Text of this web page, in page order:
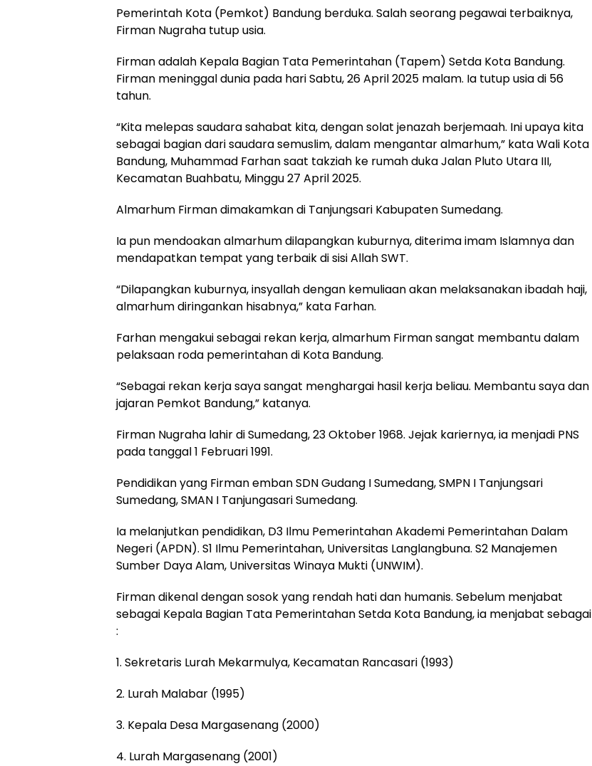
Pemerintah Kota (Pemkot) Bandung berduka. Salah seorang pegawai terbaiknya,
Firman Nugraha tutup usia.
Firman adalah Kepala Bagian Tata Pemerintahan (Tapem) Setda Kota Bandung.
Firman meninggal dunia pada hari Sabtu, 26 April 2025 malam. Ia tutup usia di 56
tahun.
“Kita melepas saudara sahabat kita, dengan solat jenazah berjemaah. Ini upaya kita
sebagai bagian dari saudara semuslim, dalam mengantar almarhum,” kata Wali Kota
Bandung, Muhammad Farhan saat takziah ke rumah duka Jalan Pluto Utara III,
Kecamatan Buahbatu, Minggu 27 April 2025.
Almarhum Firman dimakamkan di Tanjungsari Kabupaten Sumedang.
Ia pun mendoakan almarhum dilapangkan kuburnya, diterima imam Islamnya dan
mendapatkan tempat yang terbaik di sisi Allah SWT.
“Dilapangkan kuburnya, insyallah dengan kemuliaan akan melaksanakan ibadah haji,
almarhum diringankan hisabnya,” kata Farhan.
Farhan mengakui sebagai rekan kerja, almarhum Firman sangat membantu dalam
pelaksaan roda pemerintahan di Kota Bandung.
“Sebagai rekan kerja saya sangat menghargai hasil kerja beliau. Membantu saya dan
jajaran Pemkot Bandung,” katanya.
Firman Nugraha lahir di Sumedang, 23 Oktober 1968. Jejak kariernya, ia menjadi PNS
pada tanggal 1 Februari 1991.
Pendidikan yang Firman emban SDN Gudang I Sumedang, SMPN I Tanjungsari
Sumedang, SMAN I Tanjungasari Sumedang.
Ia melanjutkan pendidikan, D3 Ilmu Pemerintahan Akademi Pemerintahan Dalam
Negeri (APDN). S1 Ilmu Pemerintahan, Universitas Langlangbuna. S2 Manajemen
Sumber Daya Alam, Universitas Winaya Mukti (UNWIM).
Firman dikenal dengan sosok yang rendah hati dan humanis. Sebelum menjabat
sebagai Kepala Bagian Tata Pemerintahan Setda Kota Bandung, ia menjabat sebagai
:
1. Sekretaris Lurah Mekarmulya, Kecamatan Rancasari (1993)
2. Lurah Malabar (1995)
3. Kepala Desa Margasenang (2000)
4. Lurah Margasenang (2001)